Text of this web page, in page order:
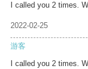
I called you 2 times. W
2022-02-25
游客
I called you 2 times. W